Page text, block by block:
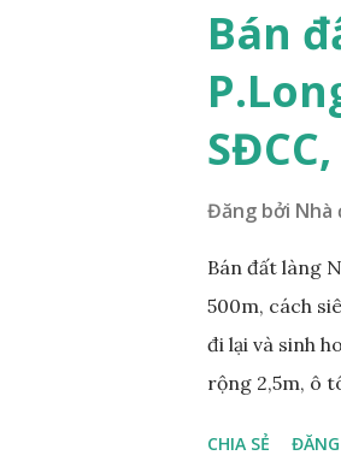
nằm trên mặt
Cách mặt
250m; • Gần
siêu thị Aeon
và sinh hoạt; ...
Bán
Đăng bởi Nhà
Bán đất làng
500m, cách
đi lại và sinh
rộng 2,5m, ô
0984999007
CHIA SẺ